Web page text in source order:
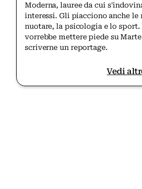
Moderna, lauree da cui
interessi. Gli piacciono anche le
nuotare, la psicologia e lo sport.
vorrebbe mettere piede su
scriverne un reportage.
Vedi